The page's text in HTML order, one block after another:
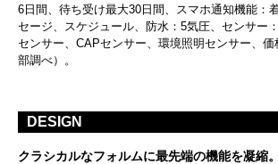
6日間、待ち受け最大30日間、スマホ通知機能：
セージ、スケジュール、防水：5気圧、センサー
センサー、CAPセンサー、環境照明センサー、
部調べ）。
DESIGN
クラシカルなフォルムに最先端の機能を凝縮。